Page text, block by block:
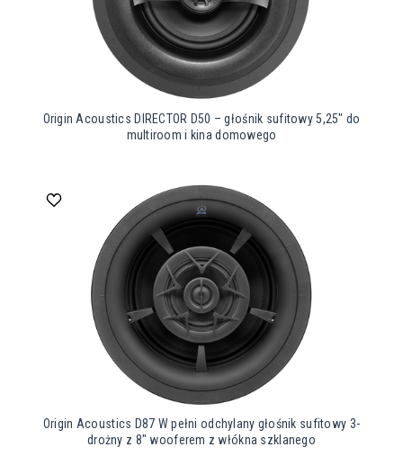
Origin Acoustics DIRECTOR D50 – głośnik sufitowy 5,25″ do
multiroom i kina domowego
Origin Acoustics D87 W pełni odchylany głośnik sufitowy 3-
drożny z 8″ wooferem z włókna szklanego